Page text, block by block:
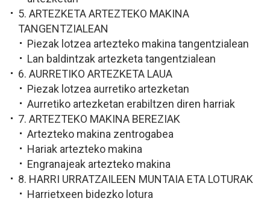
5. ARTEZKETA ARTEZTEKO MAKINA
TANGENTZIALEAN
Piezak lotzea artezteko makina tangentzialean
Lan baldintzak artezketa tangentzialean
6. AURRETIKO ARTEZKETA LAUA
Piezak lotzea aurretiko artezketan
Aurretiko artezketan erabiltzen diren harriak
7. ARTEZTEKO MAKINA BEREZIAK
Artezteko makina zentrogabea
Hariak artezteko makina
Engranajeak artezteko makina
8. HARRI URRATZAILEEN MUNTAIA ETA LOTURAK
Harrietxeen bidezko lotura